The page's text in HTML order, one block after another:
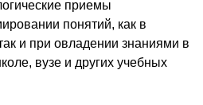
приемы
понятий, как в
и при овладении знаниями в
вузе и других учебных